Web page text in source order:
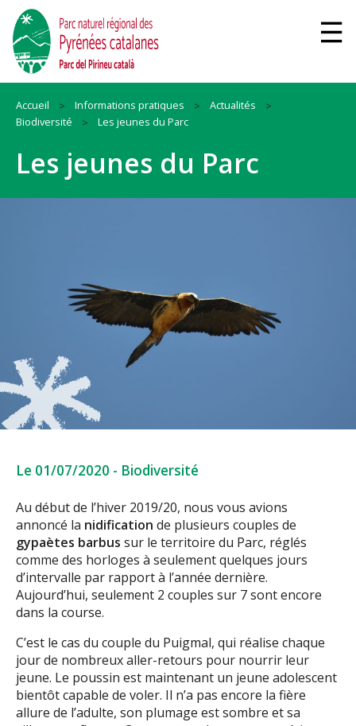
Accueil Informations pratiques
Actualités
Biodiversité
Les jeunes du Parc
Les jeunes du Parc
Le 01/07/2020 - Biodiversité
Au début de l’hiver 2019/20, nous vous avions
annoncé la nidification de plusieurs couples de
gypaètes barbus sur le territoire du Parc, réglés
comme des horloges à seulement quelques jours
d’intervalle par rapport à l’année dernière.
Aujourd’hui, seulement 2 couples sur 7 sont encore
dans la course.
C’est le cas du couple du Puigmal, qui réalise chaque
jour de nombreux aller-retours pour nourrir leur
jeune. Le poussin est maintenant un jeune adolescent
bientôt capable de voler. Il n’a pas encore la fière
allure de l’adulte, son plumage est sombre et sa